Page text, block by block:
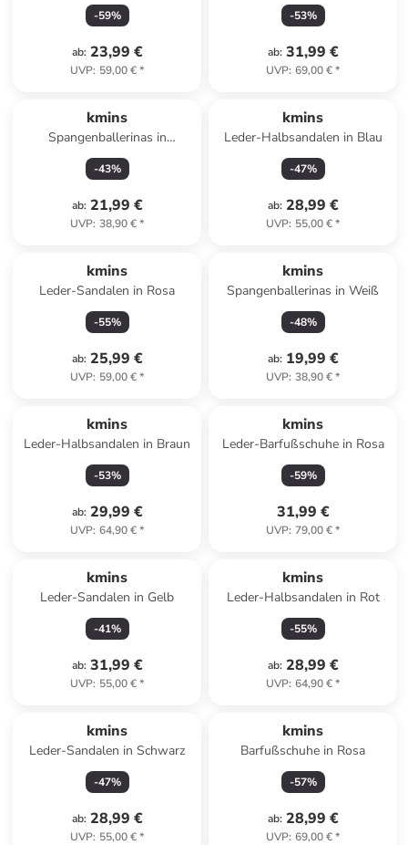
-59%
ab: 23,99 €
UVP: 59,00 €*
-53%
ab: 31,99 €
UVP: 69,00 €*
kmins
Spangenballerinas in
Dunkelblau
-43%
ab: 21,99 €
UVP: 38,90 €*
kmins
Leder-Halbsandalen in Blau
-47%
ab: 28,99 €
UVP: 55,00 €*
kmins
Leder-Sandalen in Rosa
-55%
ab: 25,99 €
UVP: 59,00 €*
kmins
Spangenballerinas in Weiß
-48%
ab: 19,99 €
UVP: 38,90 €*
kmins
Leder-Halbsandalen in Braun
-53%
ab: 29,99 €
UVP: 64,90 €*
kmins
Leder-Barfußschuhe in Rosa
-59%
31,99 €
UVP: 79,00 €*
kmins
Leder-Sandalen in Gelb
-41%
ab: 31,99 €
UVP: 55,00 €*
kmins
Leder-Halbsandalen in Rot
-55%
ab: 28,99 €
UVP: 64,90 €*
kmins
Leder-Sandalen in Schwarz
-47%
ab: 28,99 €
UVP: 55,00 €*
kmins
Barfußschuhe in Rosa
-57%
ab: 28,99 €
UVP: 69,00 €*